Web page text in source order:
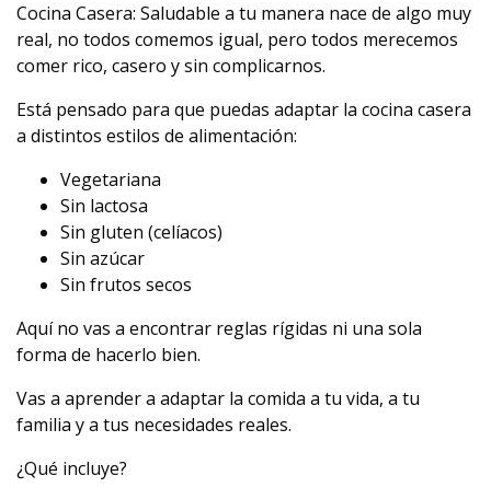
Cocina Casera: Saludable a tu manera nace de algo muy
real, no todos comemos igual, pero todos merecemos
comer rico, casero y sin complicarnos.
Está pensado para que puedas adaptar la cocina casera
a distintos estilos de alimentación:
Vegetariana
Sin lactosa
Sin gluten (celíacos)
Sin azúcar
Sin frutos secos
Aquí no vas a encontrar reglas rígidas ni una sola
forma de hacerlo bien.
Vas a aprender a adaptar la comida a tu vida, a tu
familia y a tus necesidades reales.
¿Qué incluye?